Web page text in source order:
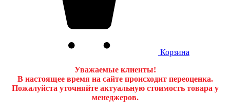
Корзина
Уважаемые клиенты!
В настоящее время на сайте происходит переоценка.
Пожалуйста уточняйте актуальную стоимость товара у
менеджеров.